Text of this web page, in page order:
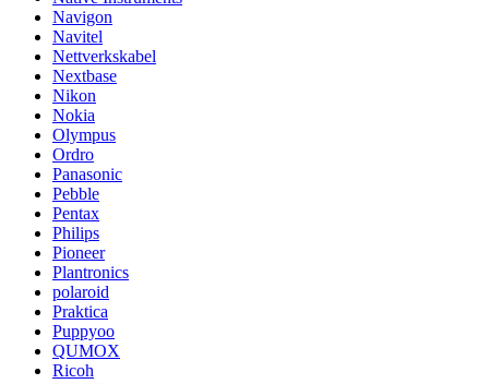
Navigon
Navitel
Nettverkskabel
Nextbase
Nikon
Nokia
Olympus
Ordro
Panasonic
Pebble
Pentax
Philips
Pioneer
Plantronics
polaroid
Praktica
Puppyoo
QUMOX
Ricoh